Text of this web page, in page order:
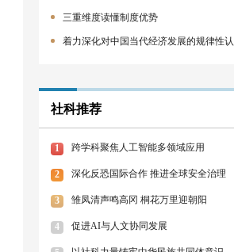
三重维度读懂制度优势
着力深化对中国当代经济发展的规律性认
社科推荐
1 跨学科聚焦人工智能多领域应用
2 深化反恐国际合作 推进全球安全治理
3 雏凤清声鸣高冈 桐花万里迎朝阳
4 促进AI与人文协同发展